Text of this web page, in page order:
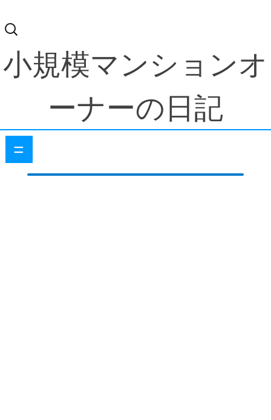
検
索:
小規模マンションオ
ーナーの日記
=